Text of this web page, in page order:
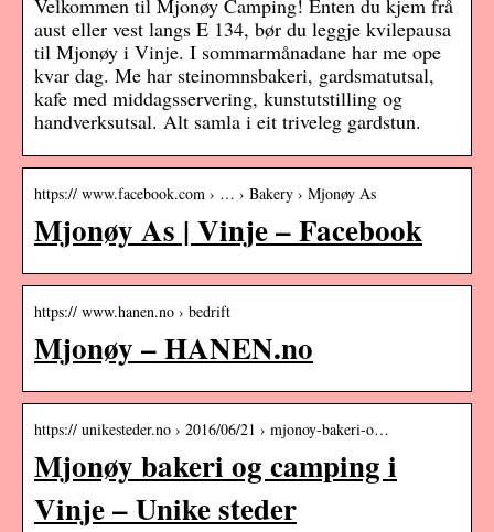
Velkommen til Mjonøy Camping! Enten du kjem frå
aust eller vest langs E 134, bør du leggje kvilepausa
til Mjonøy i Vinje. I sommarmånadane har me ope
kvar dag. Me har steinomnsbakeri, gardsmatutsal,
kafe med middagsservering, kunstutstilling og
handverksutsal. Alt samla i eit triveleg gardstun.
https:// www.facebook.com › … › Bakery › Mjonøy As
Mjonøy As | Vinje – Facebook
https:// www.hanen.no › bedrift
Mjonøy – HANEN.no
https:// unikesteder.no › 2016/06/21 › mjonoy-bakeri-o…
Mjonøy bakeri og camping i
Vinje – Unike steder